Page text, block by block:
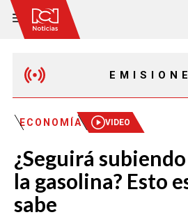
EMISIÓN 12:30
EMISIÓN 7:00
ECONOMÍA VIDEO
¿Seguirá
la gasolina? Esto
sabe